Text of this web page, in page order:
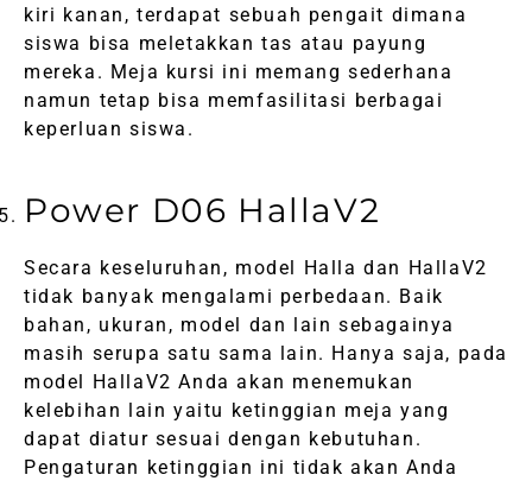
kiri kanan, terdapat sebuah pengait dimana
siswa bisa meletakkan tas atau payung
mereka. Meja kursi ini memang sederhana
namun tetap bisa memfasilitasi berbagai
keperluan siswa.
Power D06 HallaV2
Secara keseluruhan, model Halla dan HallaV2
tidak banyak mengalami perbedaan. Baik
bahan, ukuran, model dan lain sebagainya
masih serupa satu sama lain. Hanya saja, pada
model HallaV2 Anda akan menemukan
kelebihan lain yaitu ketinggian meja yang
dapat diatur sesuai dengan kebutuhan.
Pengaturan ketinggian ini tidak akan Anda